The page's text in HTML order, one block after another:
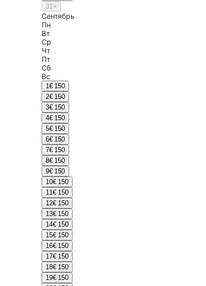
31×
Сентябрь
Пн
Вт
Ср
Чт
Пт
Сб
Вс
1€ 150
2€ 150
3€ 150
4€ 150
5€ 150
6€ 150
7€ 150
8€ 150
9€ 150
10€ 150
11€ 150
12€ 150
13€ 150
14€ 150
15€ 150
16€ 150
17€ 150
18€ 150
19€ 150